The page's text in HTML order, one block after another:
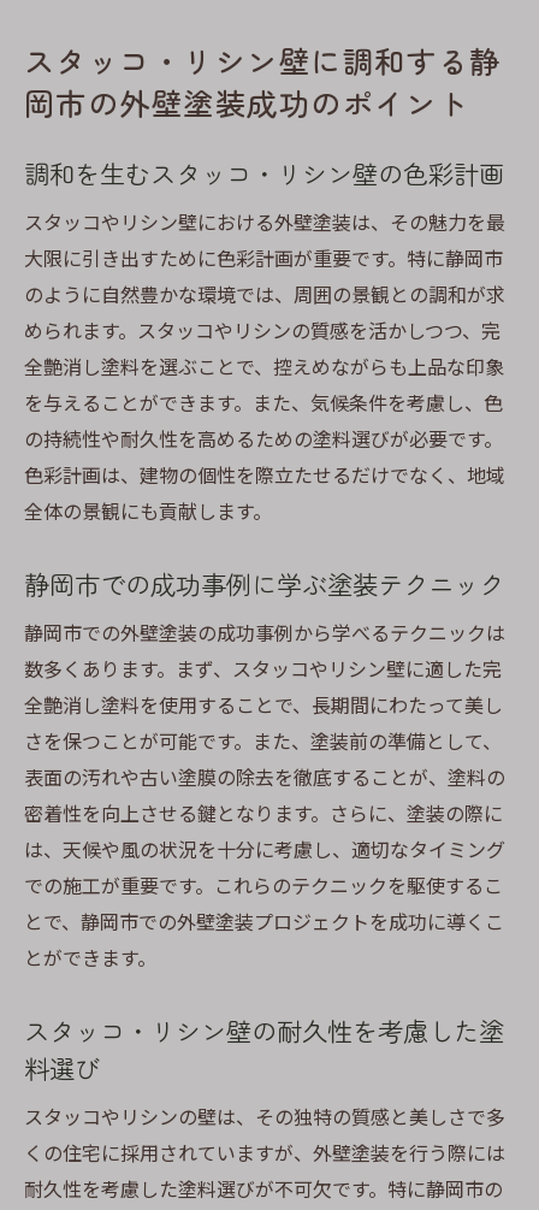
スタッコ・リシン壁に調和する静
岡市の外壁塗装成功のポイント
調和を生むスタッコ・リシン壁の色彩計画
スタッコやリシン壁における外壁塗装は、その魅力を最
大限に引き出すために色彩計画が重要です。特に静岡市
のように自然豊かな環境では、周囲の景観との調和が求
められます。スタッコやリシンの質感を活かしつつ、完
全艶消し塗料を選ぶことで、控えめながらも上品な印象
を与えることができます。また、気候条件を考慮し、色
の持続性や耐久性を高めるための塗料選びが必要です。
色彩計画は、建物の個性を際立たせるだけでなく、地域
全体の景観にも貢献します。
静岡市での成功事例に学ぶ塗装テクニック
静岡市での外壁塗装の成功事例から学べるテクニックは
数多くあります。まず、スタッコやリシン壁に適した完
全艶消し塗料を使用することで、長期間にわたって美し
さを保つことが可能です。また、塗装前の準備として、
表面の汚れや古い塗膜の除去を徹底することが、塗料の
密着性を向上させる鍵となります。さらに、塗装の際に
は、天候や風の状況を十分に考慮し、適切なタイミング
での施工が重要です。これらのテクニックを駆使するこ
とで、静岡市での外壁塗装プロジェクトを成功に導くこ
とができます。
スタッコ・リシン壁の耐久性を考慮した塗
料選び
スタッコやリシンの壁は、その独特の質感と美しさで多
くの住宅に採用されていますが、外壁塗装を行う際には
耐久性を考慮した塗料選びが不可欠です。特に静岡市の